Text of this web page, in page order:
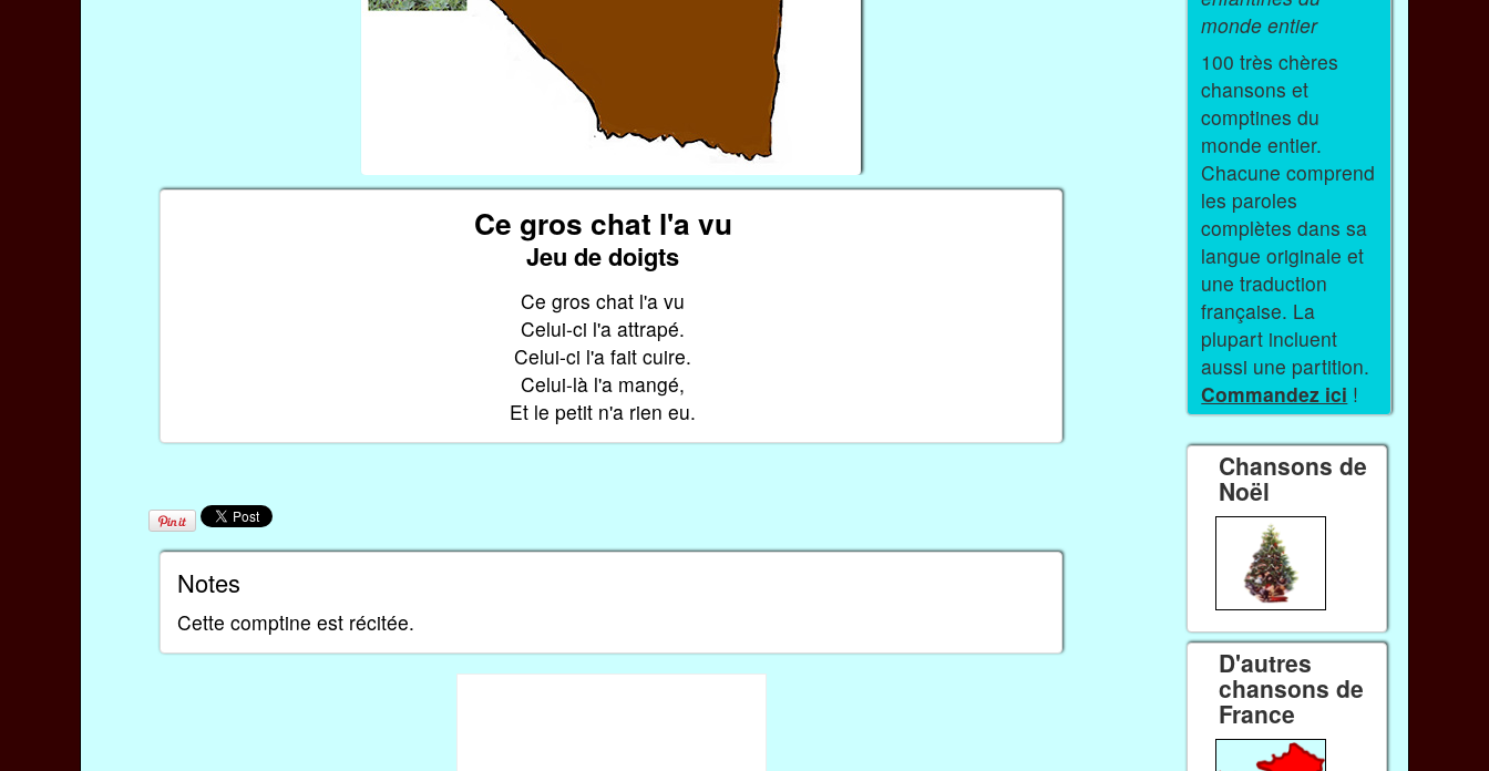
Ce gros chat l'a vu
Jeu de doigts
Ce gros chat l'a vu
Celui-ci l'a attrapé.
Celui-ci l'a fait cuire.
Celui-là l'a mangé,
Et le petit n'a rien eu.
Notes
Cette comptine est récitée.
monde entier
100 très chères
chansons et
comptines du
monde entier.
Chacune comprend
les paroles
complètes dans sa
langue originale et
une traduction
française. La
plupart incluent
aussi une partition.
Commandez ici !
Chansons de
Noël
D'autres
chansons de
France